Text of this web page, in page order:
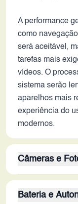
A performance
como
será aceitável,
tarefas mais
vídeos. O
sistema serão
aparelhos mais
experiência do
modernos.
Câmeras e
composta por
Bateria e